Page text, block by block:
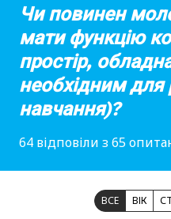
Чи повинен
мати функцію
простір,
необхідним для
навчання)?
64 відповіли з 65
ВСЕ ВІК